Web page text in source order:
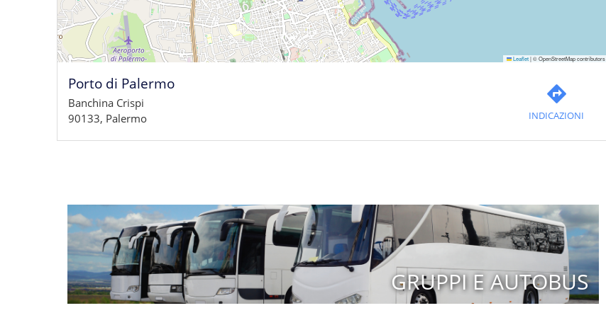
Leaflet |© OpenStreetMap contributors
Porto di Palermo
Banchina Crispi
90133, Palermo
INDICAZIONI
GRUPPI E AUTOBUS